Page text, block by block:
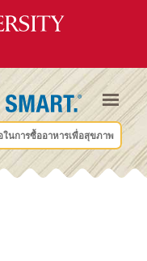
ในการซื้ออาหารเพื่อสุขภาพ